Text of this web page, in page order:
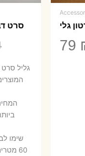
גלי
79
הנוכחי
סרט דבק 60
גליל
שימו
60